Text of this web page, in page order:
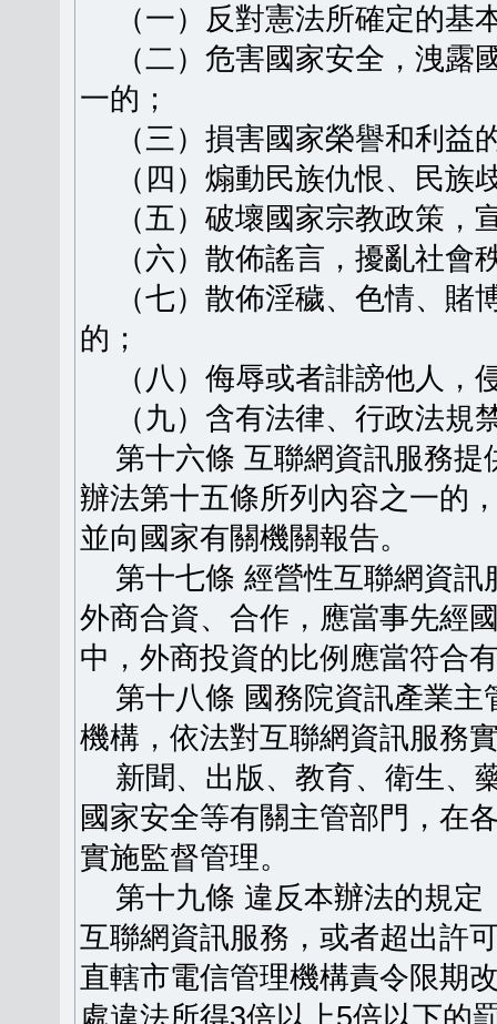
（一）反對憲法所確定的基
（二）危害國家安全，洩露
一的；
（三）損害國家榮譽和利益
（四）煽動民族仇恨、民族
（五）破壞國家宗教政策，
（六）散佈謠言，擾亂社會
（七）散佈淫穢、色情、賭
的；
（八）侮辱或者誹謗他人，
（九）含有法律、行政法規
第十六條 互聯網資訊服務提
辦法第十五條所列內容之一的
並向國家有關機關報告。
第十七條 經營性互聯網資訊
外商合資、合作，應當事先經
中，外商投資的比例應當符合
第十八條 國務院資訊產業主
機構，依法對互聯網資訊服務
新聞、出版、教育、衛生、
國家安全等有關主管部門，在
實施監督管理。
第十九條 違反本辦法的規定
互聯網資訊服務，或者超出許
直轄市電信管理機構責令限期
處違法所得3倍以上5倍以下的